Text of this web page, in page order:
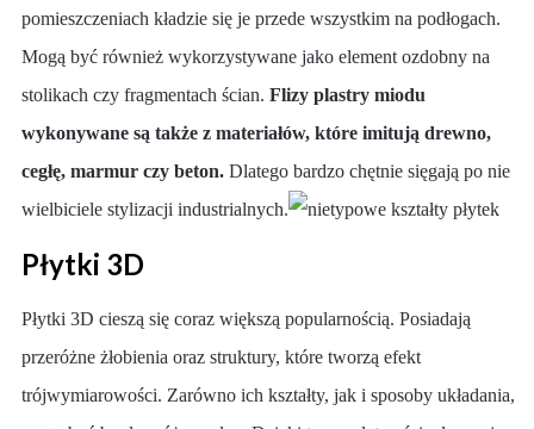
pomieszczeniach kładzie się je przede wszystkim na podłogach.
Mogą być również wykorzystywane jako element ozdobny na
stolikach czy fragmentach ścian. Flizy plastry miodu
wykonywane są także z materiałów, które imitują drewno,
cegłę, marmur czy beton. Dlatego bardzo chętnie sięgają po nie
wielbiciele stylizacji industrialnych.
Płytki 3D
Płytki 3D cieszą się coraz większą popularnością. Posiadają
przeróżne żłobienia oraz struktury, które tworzą efekt
trójwymiarowości. Zarówno ich kształty, jak i sposoby układania,